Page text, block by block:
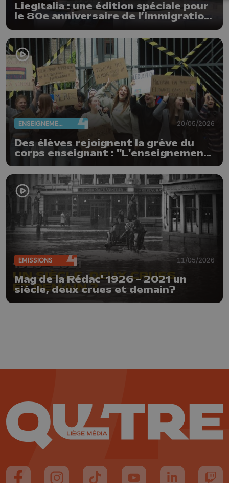
LiegItalia : une édition spéciale pour
le 80e anniversaire de l’immigration
ENSEIGNEMENT 20/05/2026
Des élèves rejoignent la grève du
corps enseignant : "L'enseignement
n'est pas à vendre"
ÉMISSIONS 11/05/2026
Mag de la Rédac' 1926 - 2021 un
siècle, deux crues et demain?